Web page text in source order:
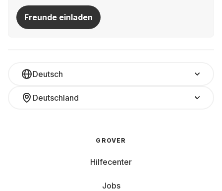
Freunde einladen
Deutsch
Deutschland
GROVER
Hilfecenter
Jobs